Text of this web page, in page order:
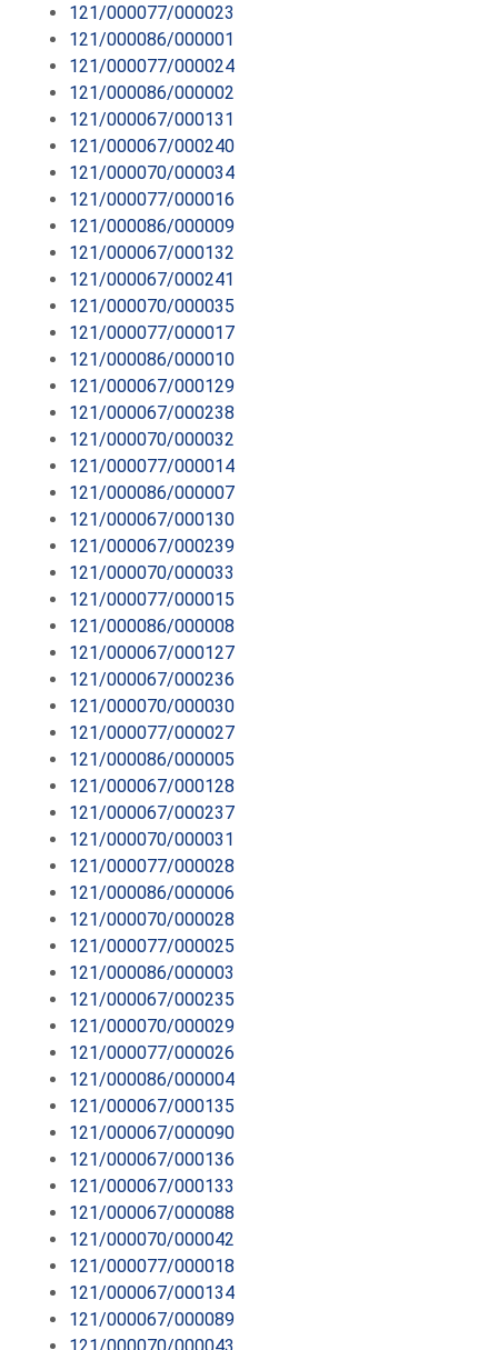
121/000077/000023
121/000086/000001
121/000077/000024
121/000086/000002
121/000067/000131
121/000067/000240
121/000070/000034
121/000077/000016
121/000086/000009
121/000067/000132
121/000067/000241
121/000070/000035
121/000077/000017
121/000086/000010
121/000067/000129
121/000067/000238
121/000070/000032
121/000077/000014
121/000086/000007
121/000067/000130
121/000067/000239
121/000070/000033
121/000077/000015
121/000086/000008
121/000067/000127
121/000067/000236
121/000070/000030
121/000077/000027
121/000086/000005
121/000067/000128
121/000067/000237
121/000070/000031
121/000077/000028
121/000086/000006
121/000070/000028
121/000077/000025
121/000086/000003
121/000067/000235
121/000070/000029
121/000077/000026
121/000086/000004
121/000067/000135
121/000067/000090
121/000067/000136
121/000067/000133
121/000067/000088
121/000070/000042
121/000077/000018
121/000067/000134
121/000067/000089
121/000070/000043